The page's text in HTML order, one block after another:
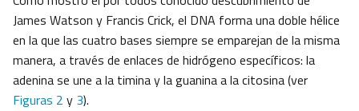
James Watson y Francis Crick, el DNA forma una doble hélice
en la que las cuatro bases siempre se emparejan de la misma
manera, a través de enlaces de hidrógeno específicos: la
adenina se une a la timina y la guanina a la citosina (ver
Figuras 2 y 3).